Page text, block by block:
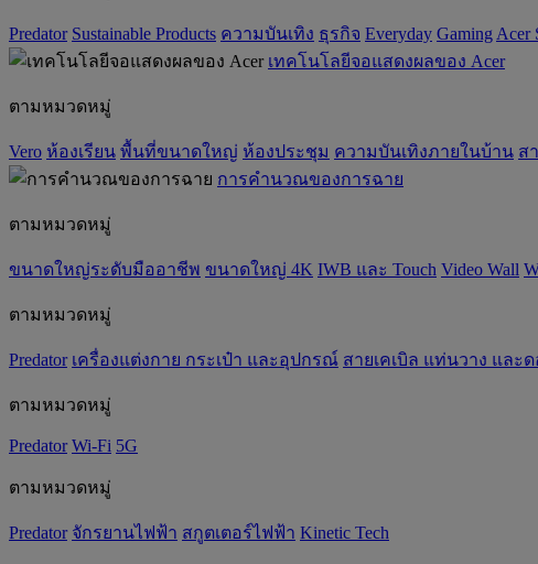
Predator ‌Sustainable Products ความบันเทิง ธุรกิจ Everyday Gaming Acer
เทคโนโลยีจอแสดงผลของ Acer
ตามหมวดหมู่
Vero ห้องเรียน พื้นที่ขนาดใหญ่ ห้องประชุม ความบันเทิงภายในบ้าน ส
การคำนวณของการฉาย
ตามหมวดหมู่
ขนาดใหญ่ระดับมืออาชีพ ขนาดใหญ่ 4K IWB และ Touch Video Wall
ตามหมวดหมู่
Predator เครื่องแต่งกาย กระเป๋า และอุปกรณ์ สายเคเบิล แท่นวาง และด
ตามหมวดหมู่
Predator Wi-Fi 5G
ตามหมวดหมู่
Predator จักรยานไฟฟ้า สกูตเตอร์ไฟฟ้า Kinetic Tech